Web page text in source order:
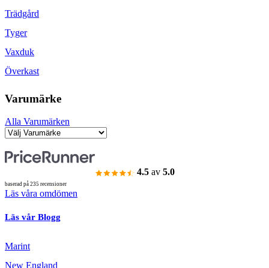
Trädgård
Tyger
Vaxduk
Överkast
Varumärke
Alla Varumärken
4.5 av 5.0
baserad på 235 recensioner
Läs våra omdömen
Läs vår Blogg
Marint
New England